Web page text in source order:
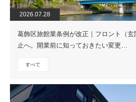
2026.07.28
葛飾区旅館業条例が改正｜フロント（
止へ。開業前に知っておきたい変更…
すべて